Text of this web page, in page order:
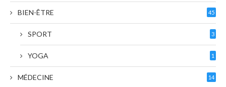
BIEN-ÊTRE 45
SPORT 3
YOGA 1
MÉDECINE 14